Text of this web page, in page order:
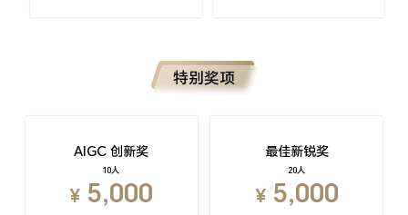
特别奖项
AIGC 创新奖
10人
¥ 5,000
最佳新锐奖
20人
¥5,000